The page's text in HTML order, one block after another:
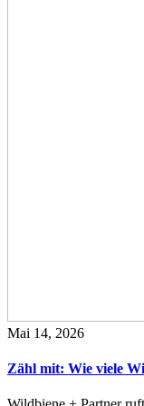
Mai 14, 2026
Zähl mit: Wie viele